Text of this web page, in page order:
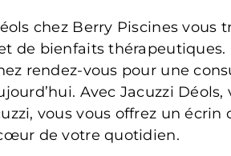
chez Berry Piscines vous
de bienfaits thérapeutiques.
rendez-vous pour une
Avec Jacuzzi Déols,
vous vous offrez un écrin
de votre quotidien.